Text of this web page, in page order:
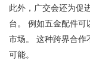
此外，广交会还为促
台。 例如五金配件
市场。 这种跨界合作
可能。